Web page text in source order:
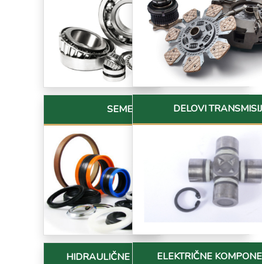
SEMERINZI
HIDRAULIČNE KOMPONENTE
DELOVI
ELEKTRIČNE